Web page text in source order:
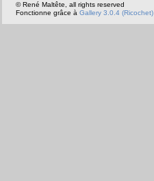
© René Maltête, all rights reserved
Fonctionne grâce à Gallery 3.0.4 (Ricochet)